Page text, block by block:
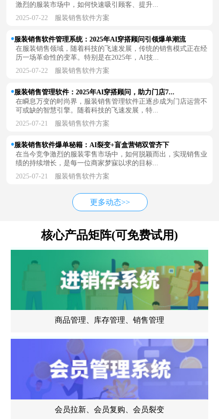
激烈的服装市场中，如何快速吸引顾客、提升...
2025-07-22 服装销售软件方案
服装销售软件管理系统：2025年AI穿搭顾问引领爆单潮流
在服装销售领域，随着科技的飞速发展，传统的销售模式正在经
历一场革命性的变革。特别是在2025年，AI技...
2025-07-22 服装销售软件方案
服装销售管理软件：2025年AI穿搭顾问，助力门店7...
在瞬息万变的时尚界，服装销售管理软件正逐步成为门店运营不
可或缺的智慧引擎。随着科技的飞速发展，特...
2025-07-21 服装销售软件方案
服装销售软件爆单秘籍：AI裂变+盲盒营销双管齐下
在当今竞争激烈的服装零售市场中，如何脱颖而出，实现销售业
绩的持续增长，是每一位商家梦寐以求的目标...
2025-07-21 服装销售软件方案
更多动态>>
核心产品矩阵(可免费试用)
商品管理、库存管理、销售管理
会员拉新、会员复购、会员裂变